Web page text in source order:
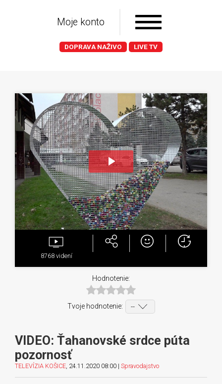
Moje konto
DOPRAVA NAŽIVO LIVE TV
Play
Video
8768 videní
Hodnotenie:
Tvoje hodnotenie:
VIDEO: Ťahanovské srdce púta
pozornosť
TELEVÍZIA KOŠICE , 24.11.2020 08:00 | Spravodajstvo